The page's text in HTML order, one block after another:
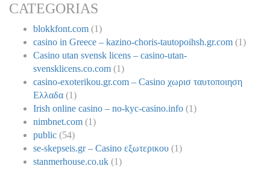
CATEGORIAS
blokkfont.com (1)
casino in Greece – kazino-choris-tautopoihsh.gr.com (1)
Casino utan svensk licens – casino-utan-
svensklicens.co.com (1)
casino-exoterikou.gr.com – Casino χωρισ ταυτοποιηση
Ελλαδα (1)
Irish online casino – no-kyc-casino.info (1)
nimbnet.com (1)
public (54)
se-skepseis.gr – Casino εξωτερικου (1)
stanmerhouse.co.uk (1)